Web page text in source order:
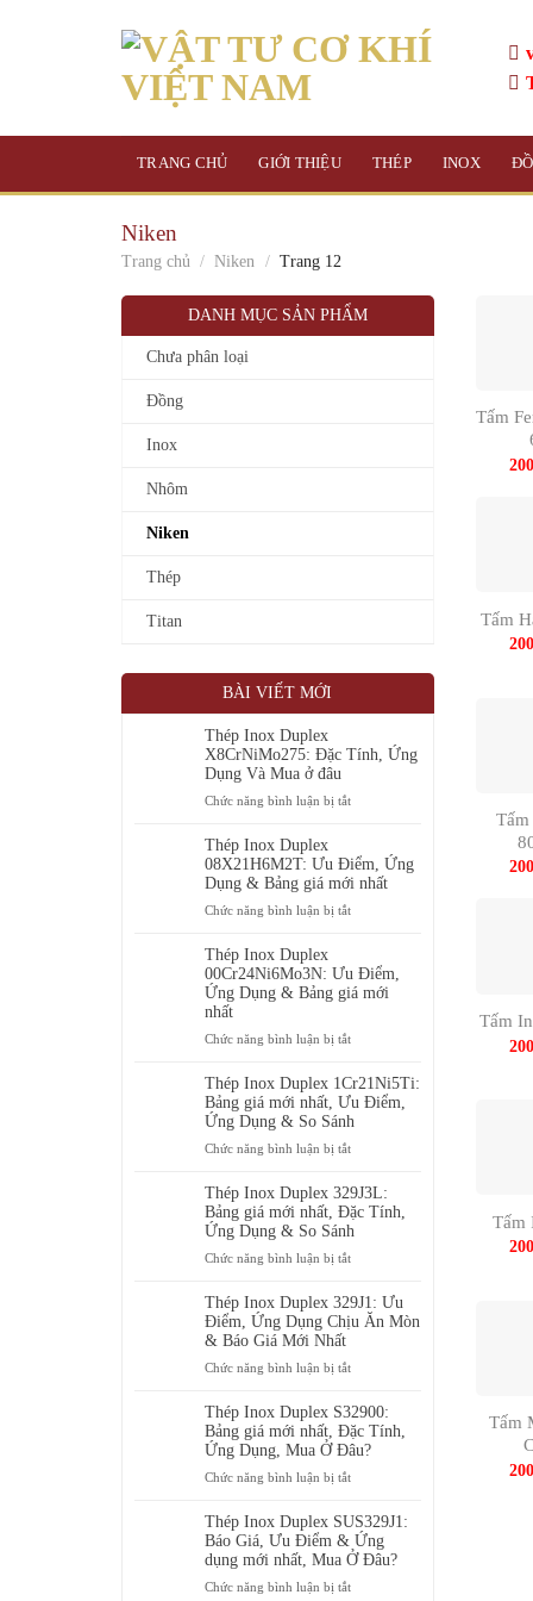
TRANG CHỦ GIỚI THIỆU THÉP INOX
Niken
Trang chủ / Niken / Trang 12
DANH MỤC SẢN PHẨM
Chưa phân loại
Đồng
Inox
Nhôm
Niken
Thép
Titan
BÀI VIẾT MỚI
Thép Inox Duplex
X8CrNiMo275: Đặc Tính, Ứng
Dụng Và Mua ở đâu
Chức năng bình luận bị tắtở
Duplex
X8CrNiMo275:
Và
Mua
đâu
Thép Inox Duplex
08X21H6M2T: Ưu Điểm, Ứng
Dụng & Bảng giá mới nhất
Chức năng bình luận bị tắtở
Duplex
08X21H6M2T:
&
Bảng
giá
mới
Thép Inox Duplex
00Cr24Ni6Mo3N: Ưu Điểm,
Ứng Dụng & Bảng giá mới
nhất
Chức năng bình luận bị tắtở
Inox
Duplex
00Cr24Ni6Mo3N:
Dụng
&
Bảng
giá
nhất
Thép Inox Duplex 1Cr21Ni5Ti:
Bảng giá mới nhất, Ưu Điểm,
Ứng Dụng & So Sánh
Chức năng bình luận bị tắtở
Inox
Duplex
1Cr21Ni5Ti:
nhất,
Ưu
Ứng
&
So
Sánh
Thép Inox Duplex 329J3L:
Bảng giá mới nhất, Đặc Tính,
Ứng Dụng & So Sánh
Chức năng bình luận bị tắtở
Inox
Duplex
nhất,
Đặc
Tính,
Ứng
&
So
Sánh
Thép Inox Duplex 329J1: Ưu
Điểm, Ứng Dụng Chịu Ăn Mòn
& Báo Giá Mới Nhất
Chức năng bình luận bị tắtở
Inox
Duplex
329J1:
Dụng
Chịu
Ăn
Mòn
Thép Inox Duplex S32900:
Bảng giá mới nhất, Đặc Tính,
Ứng Dụng, Mua Ở Đâu?
Chức năng bình luận bị tắtở
Inox
Duplex
S32900:
Thép Inox Duplex SUS329J1:
Báo Giá, Ưu Điểm & Ứng
dụng mới nhất, Mua Ở Đâu?
Chức năng bình luận bị tắtở
Tấm
Tấm
Tấm
Tấm
Tấm